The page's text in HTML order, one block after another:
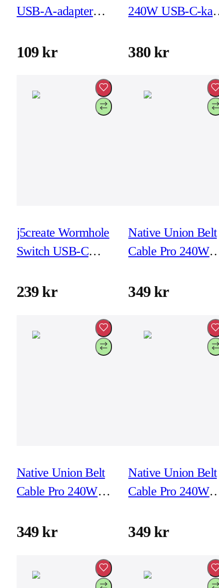
USB-A-adapter
109 kr
240W USB-C-
380 kr
j5create Wormhole
Switch USB-C
(JUC400)
239 kr
Native Union Belt
Cable Pro 240W
2,4m
349 kr
Native Union Belt
Cable Pro 240W
349 kr
Native Union Belt
Cable Pro 240W
2,4m
349 kr